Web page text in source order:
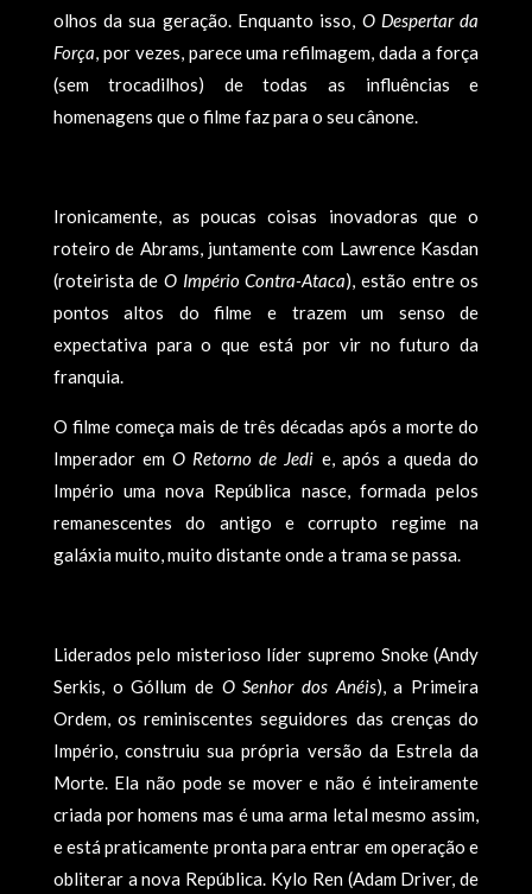
olhos da sua geração. Enquanto isso, O Despertar da
Força, por vezes, parece uma refilmagem, dada a força
(sem trocadilhos) de todas as influências e
homenagens que o filme faz para o seu cânone.
Ironicamente, as poucas coisas inovadoras que o
roteiro de Abrams, juntamente com Lawrence Kasdan
(roteirista deO Império Contra-Ataca), estão entre os
pontos altos do filme e trazem um senso de
expectativa para o que está por vir no futuro da
franquia.
O filme começa mais de três décadas após a morte do
Imperador emO Retorno de Jedi e, após a queda do
Império uma nova República nasce, formada pelos
remanescentes do antigo e corrupto regime na
galáxia muito, muito distante onde a trama se passa.
Liderados pelo misterioso lí­der supremo Snoke (Andy
Serkis, o Góllum de O Senhor dos Anéis), a Primeira
Ordem, os reminiscentes seguidores das crenças do
Império, construiu sua própria versão da Estrela da
Morte. Ela não pode se mover e não é inteiramente
criada por homens mas é uma arma letal mesmo assim,
e está praticamente pronta para entrar em operação e
obliterar a nova República. Kylo Ren (Adam Driver, de